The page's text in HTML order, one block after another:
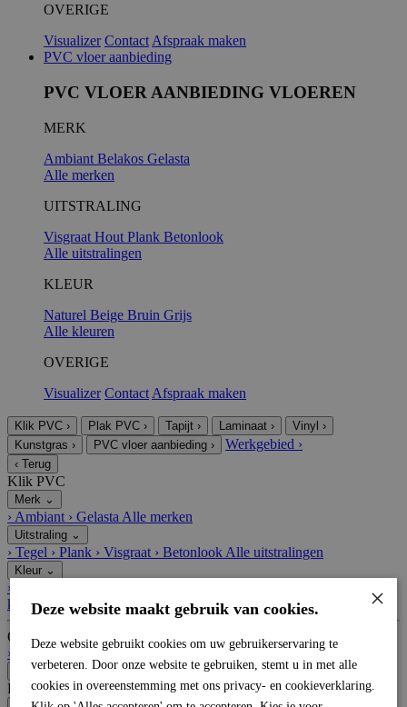
OVERIGE
Visualizer Contact Afspraak maken
PVC vloer aanbieding
PVC VLOER AANBIEDING VLOEREN
MERK
Ambiant Belakos Gelasta
Alle merken
UITSTRALING
Visgraat Hout Plank Betonlook
Alle uitstralingen
KLEUR
Naturel Beige Bruin Grijs
Alle kleuren
OVERIGE
Visualizer Contact Afspraak maken
Klik PVC › Plak PVC › Tapijt › Laminaat › Vinyl ›
Kunstgras › PVC vloer aanbieding › Werkgebied ›
‹ Terug
Klik PVC
Merk ⌄
› Ambiant › Gelasta Alle merken
Uitstraling ⌄
› Tegel › Plank › Visgraat › Betonlook Alle uitstralingen
Kleur ⌄
›
kleuren
Overige
›
Visualizer › Contact ›Afspraak maken
Terug
Plak PVC
×
Deze website maakt gebruik van cookies.
Deze website gebruikt cookies om uw gebruikerservaring te
verbeteren. Door onze website te gebruiken, stemt u in met alle
cookies in overeenstemming met ons privacy- en cookieverklaring.